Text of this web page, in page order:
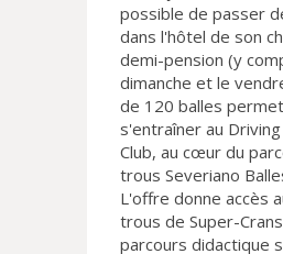
possible de passer
dans l'hôtel de son
demi-pension (y
dimanche et le
de 120 balles
s'entraîner au
Club, au cœur du
trous Severiano
L'offre donne accès
trous de Super-
parcours didactique